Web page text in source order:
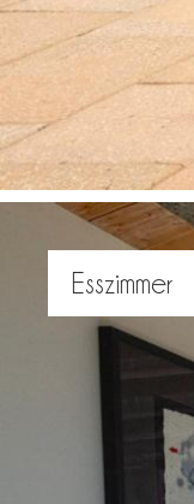
Esszimmer